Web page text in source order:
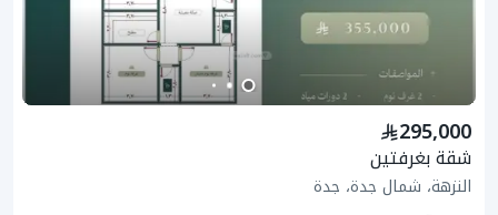
295,000
شقة بغرفتين
النزهة، شمال جدة، جدة